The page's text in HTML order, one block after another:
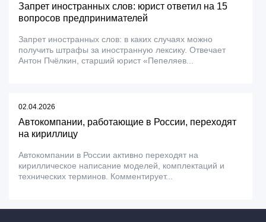
Запрет иностранных слов: юрист ответил на 15
вопросов предпринимателей
Запрет иностранных слов: в каких случаях можно
получить штрафы за иностранную лексику. Отвечает
Антон Пчёлкин, старший юрист «Пепеляев...
02.04.2026
Автокомпании, работающие в России, переходят
на кириллицу
Автокомпании в России активно переходят на
кириллическое написание моделей, комплектаций и
технических терминов. Комментирует...